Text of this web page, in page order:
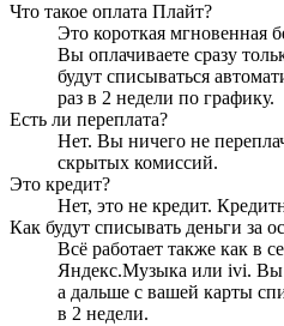
Что такое оплата Плайт?
Это короткая мгновенная
Вы оплачиваете сразу
будут списываться
раз в 2 недели по графику.
Есть ли переплата?
Нет. Вы ничего не
скрытых комиссий.
Это кредит?
Нет, это не кредит.
Как будут списывать деньги за
Всё работает также как в
Яндекс.Музыка или ivi. Вы
а дальше с вашей карты
в 2 недели.